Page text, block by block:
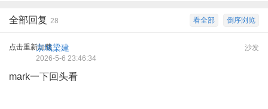
倒序浏览
看全部
全部回复 28
点击重新加载 沙发
京城梁建
2026-5-6 23:46:34
mark一下回头看